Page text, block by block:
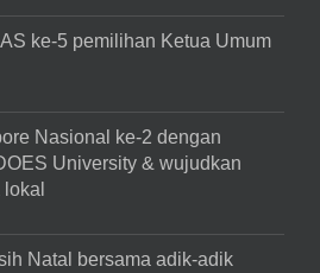
ke-5 pemilihan Ketua Umum
Nasional ke-2 dengan
University & wujudkan
Natal bersama adik-adik